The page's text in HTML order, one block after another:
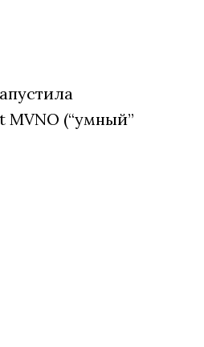
(“умный”